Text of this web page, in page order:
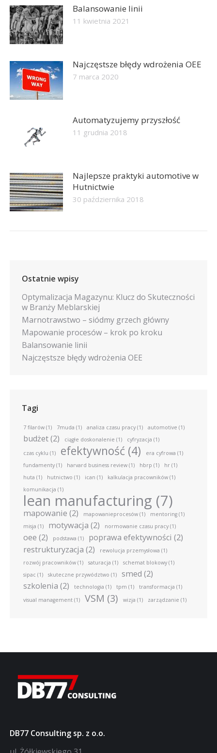
Balansowanie linii
11 kwietnia 2021
Najczęstsze błędy wdrożenia OEE
7 marca 2020
Automatyzujemy przyszłość
11 grudnia 2018
Najlepsze praktyki automotive w
Hutnictwie
30 października 2018
Ostatnie wpisy
Optymalizacja Magazynu: Klucz do Skuteczności
w Branży Meblarskiej
Marnotrawstwo – siódmy grzech główny
Mapowanie procesów – krok po kroku
Balansowanie linii
Najczęstsze błędy wdrożenia OEE
Tagi
7 filarów (1) 7muda (1) analiza czasu pracy (1) automotive (1)
budżet(2) ciągłe doskonalenie (1) cyfryzacja (1)
czas cyklu (1) efektywność (4) era cyfrowa (1)
fundamenty (1) harvard business review (1) hbrp (1) hr (1)
huta (1) hutnictwo (1) ican (1) kalkulacja pracowników (1)
komunikacja (1)
lean manufacturing (7)
mapowanie (2) mapowanieprocesów (1) mentoring (1)
misja (1) motywacja (2) normowanie czasu pracy (1)
oee (2) podstawa (1) poprawa efektywności (2)
restrukturyzacja (2) rewolucja przemysłowa (1)
rozwój pracowników (1) saturacja (1) schemat blokowy (1)
sipac (1) skuteczne przywództwo (1) smed (2)
szkolenia (2) technologia (1) tpm (1) transformacja (1)
visual management (1) VSM (3) wizja (1) zarządzanie (1)
DB77 Consulting sp. z o.o.